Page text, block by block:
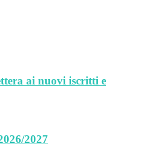
ai nuovi iscritti e
2027